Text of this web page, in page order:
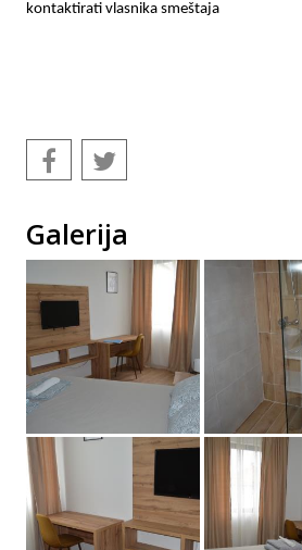
kontaktirati vlasnika smeštaja
Galerija